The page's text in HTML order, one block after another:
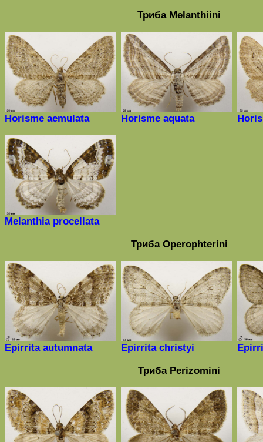
Триба Melanthiini
Horisme aemulata Horisme aquata
Melanthia procellata
ТрибаOperophterini
Epirrita autumnata Epirrita christyi
ТрибаPerizomini